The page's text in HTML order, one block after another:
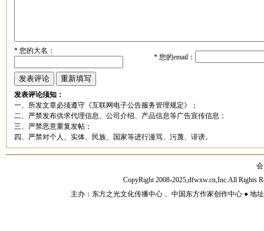
*您的大名：
*您的email：
发表评论须知：
一、所发文章必须遵守《互联网电子公告服务管理规定》；
二、严禁发布供求代理信息、公司介绍、产品信息等广告宣传信息；
三、严禁恶意重复发帖；
四、严禁对个人、实体、民族、国家等进行漫骂、污蔑、诽谤。
CopyRight 2008-2025,dfwxw.cn,Inc.All Rights
主办：东方之光文化传播中心 、中国东方作家创作中心 ● 地